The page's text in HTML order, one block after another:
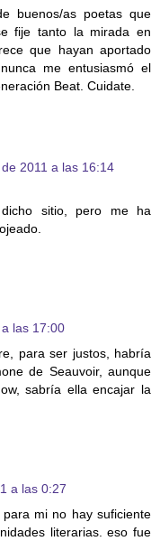
buenos/as poetas que
fije tanto la mirada en
que hayan aportado
me entusiasmó el
Beat. Cuidate.
2011 a las 16:14
sitio, pero me ha
las 17:00
para ser justos, habría
de Seauvoir, aunque
sabría ella encajar la
a las 0:27
mi no hay suficiente
literarias. eso fue